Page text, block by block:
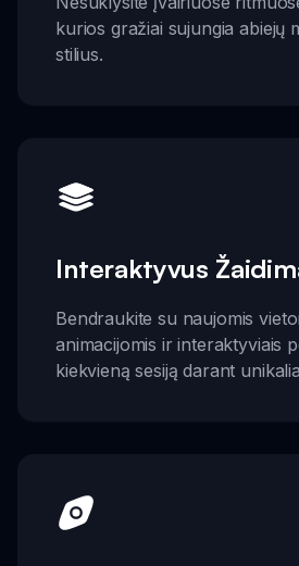
kurios gražiai sujungia abiejų
stilius.
Interaktyvus
Bendraukite su naujomis
animacijomis ir interaktyviais
kiekvieną sesiją darant